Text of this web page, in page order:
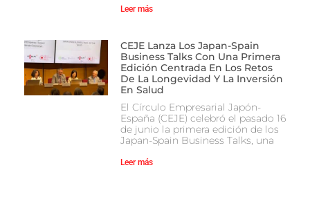
Leer más
CEJE Lanza Los Japan-Spain
Business Talks Con Una Primera
Edición Centrada En Los Retos
De La Longevidad Y La Inversión
En Salud
El Círculo Empresarial Japón-
España (CEJE) celebró el pasado 16
de junio la primera edición de los
Japan-Spain Business Talks, una
Leer más